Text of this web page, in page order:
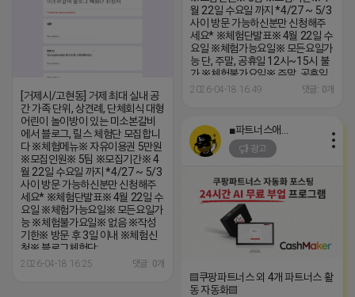
월 22일 수요일 까지 *4/27 ~ 5/3
사이 방문 가능하신분만 신청해주
세요* ※체험단발표※ 4월 22일 수
요일 ※체험가능요일※ 모든요일가
능 단, 주말, 공휴일 12시~15시 불
가 ※체험불가요일※ 주말, 공휴일
12시~15시 불가 ※작성기한※ 방
단:https://forms.gle/
릴스체험단:
https://forms.gle/
가능합니다. 체험메뉴 외 초과비용
은 본인부담입니다.
2026-04-18 16:49 댓글: 0개
[거제시/고현동] 거제 최대 실내 공
간 가족 단위, 상견례, 단체회식 대형
어린이 놀이방이 있는 미소본갈비
에서 블로그, 릴스 체험단 모집합니
다 ※체험메뉴※ 자유이용권 5만원
※모집인원※ 5팀 ※모집기간※ 4
월 22일 수요일 까지 *4/27 ~ 5/3
사이 방문 가능하신분만 신청해주
세요* ※체험단발표※ 4월 22일 수
요일 ※체험가능요일※ 모든요일가
능 ※체험불가요일※ 없음 ※작성
기한※ 방문 후 3일 이내 ※체험신
청※ 블로그체험단:
https://forms.gle/UcJqi3GAgPbTEheP9
https://forms.gle/BXGFxEC8sWPQ3if78
2026-04-18 16:25 댓글: 0개
광고
▤쿠팡파트너스 외 4개 파트너스 활
동 자동화▤